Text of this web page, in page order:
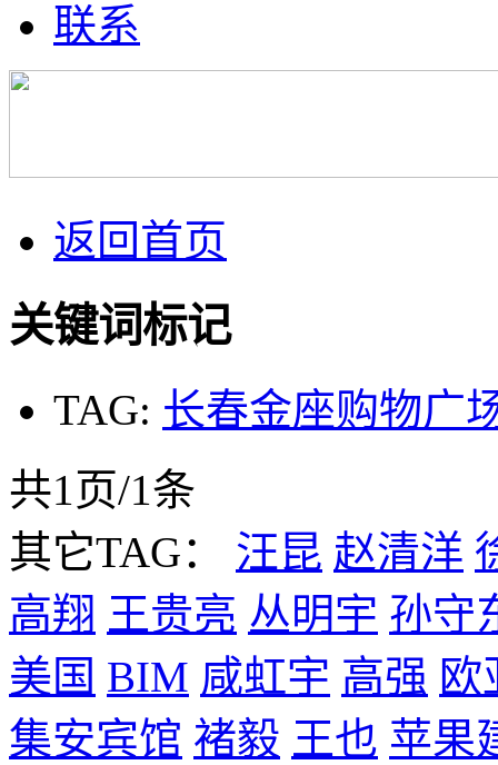
联系
返回首页
关键词标记
TAG: 长春金座购物广
共1页/1条
其它TAG： 汪昆 赵清洋
高翔 王贵亮 丛明宇 孙守
美国 BIM 咸虹宇 高强 欧
集安宾馆 褚毅 王也 苹果